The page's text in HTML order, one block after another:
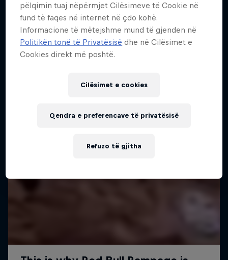
pëlqimin tuaj nëpërmjet Cilësimeve të Cookie në
fund të faqes në internet në çdo kohë.
Informacione të mëtejshme mund të gjenden në
Politikën tonë të Privatësisë dhe në Cilësimet e
Cookies direkt më poshtë.
Cilësimet e cookies
Refuzo të gjitha
Qendra e preferencave të privatësisë